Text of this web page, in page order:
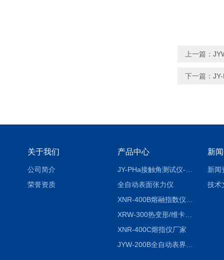
上一篇：
下一篇：
关于我们
公司简介
荣誉资质
产品中心
全自动表面张力仪
XRW-300热变形/维卡软化点温度测定仪
XNR-400C熔指仪厂家
新
新闻
技术